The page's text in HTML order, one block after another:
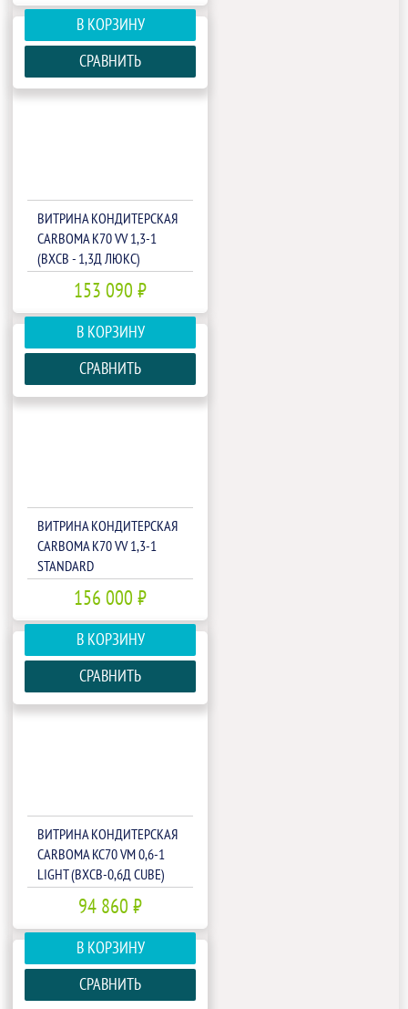
В КОРЗИНУ
СРАВНИТЬ
ВИТРИНА КОНДИТЕРСКАЯ
CARBOMA K70 VV 1,3-1
(ВХСВ - 1,3Д ЛЮКС)
(1801594P)
153 090 ₽
В КОРЗИНУ
СРАВНИТЬ
ВИТРИНА КОНДИТЕРСКАЯ
CARBOMA K70 VV 1,3-1
STANDARD
ПАТТЕРН(П0000007111)
156 000 ₽
В КОРЗИНУ
СРАВНИТЬ
ВИТРИНА КОНДИТЕРСКАЯ
CARBOMA KC70 VM 0,6-1
LIGHT (ВХСВ-0,6Д CUBE)
(1802381P)
94 860 ₽
В КОРЗИНУ
СРАВНИТЬ